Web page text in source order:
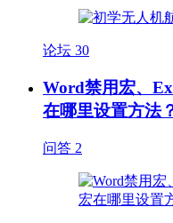
论坛 30
Word禁用宏、
在哪里设置方法
问答 2